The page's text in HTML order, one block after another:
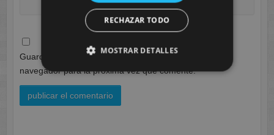
Guarda mi nombre, correo electrónico y web en este
navegador para la próxima vez que comente.
RECHAZAR TODO
MOSTRAR DETALLES